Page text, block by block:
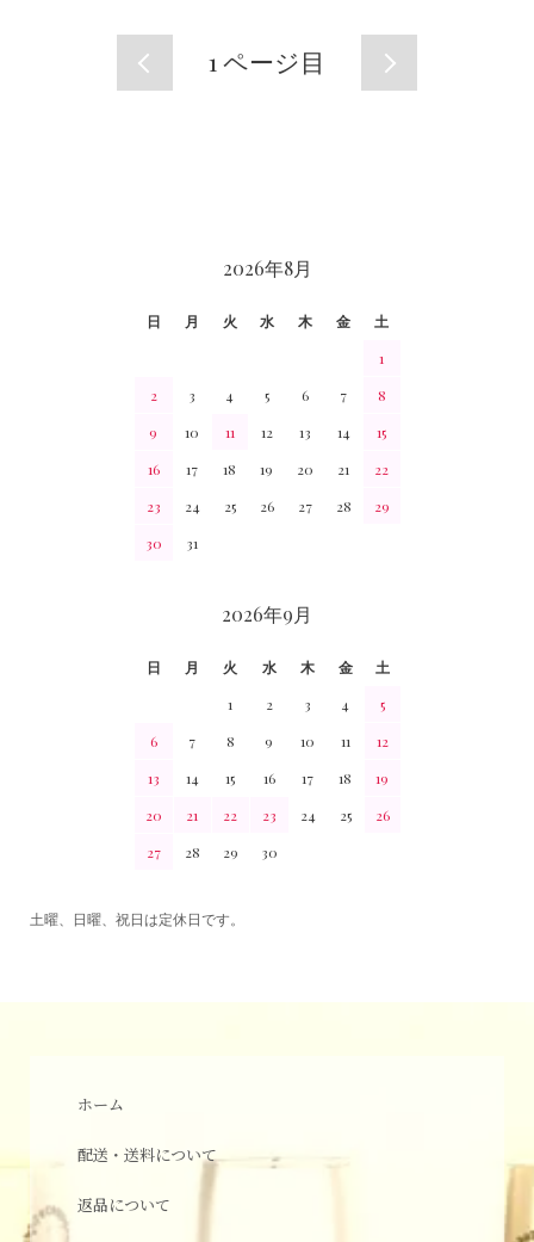
1 ページ目
2026年8月
日 月 火 水 木 金
土
1
2
3 4 5 6 7
8
9
10 11 12 13 14
15
16
17 18 19 20 21
22
23
24 25 26 27 28
29
30
31
2026年9月
日 月 火 水 木 金
土
1
2 3 4
5
6
7 8 9 10 11
12
13
14 15 16 17 18
19
20
21 22 23 24 25
26
27
28 29 30
土曜、日曜、祝日は定休日です。
ホーム
配送・送料について
返品について